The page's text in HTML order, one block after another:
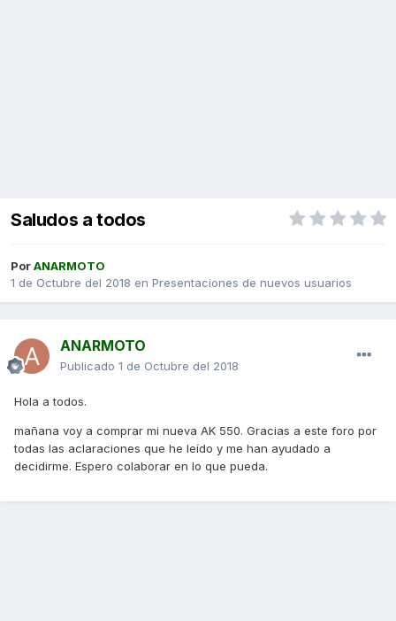
Saludos a todos
PorANARMOTO
1 de Octubre del 2018 en Presentaciones de nuevos usuarios
ANARMOTO
Publicado 1 de Octubre del 2018
Hola a todos.
mañana voy a comprar mi nueva AK 550. Gracias a este foro por
todas las aclaraciones que he leído y me han ayudado a
decidirme. Espero colaborar en lo que pueda.